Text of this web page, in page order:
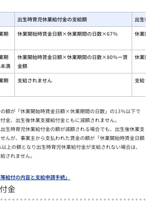
出生時育児休業給付金の支給額
出生後
期
休業開始時賃金日額×休業期間の日数×67％ 休業開
期
満
休業開始時賃金日額×休業期間の日数×80％ー賃
金額
休業開
期
支給されません 支給さ
額が「休業開始時賃金日額×休業期間の日数」の13％以下で
金、出生後休業支援給付金ともに減額されません。
生時育児休業給付金の額が減額される場合でも、出生後休業支
んが、事業主から支払われた賃金の額が「休業開始時賃金日額
上の額となり出生時育児休業給付金が支給されない場合は、
されません。
給付の内容と支給申請手続」
金